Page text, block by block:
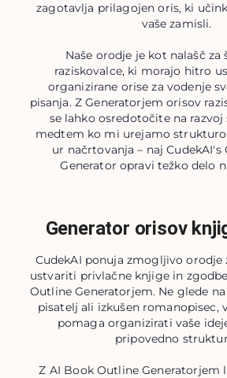
zagotavlja prilagojen oris, ki
vaše zamisli.
Naše orodje je kot nalašč za
raziskovalce, ki morajo hitro
organizirane orise za vodenje
pisanja. Z Generatorjem orisov
se lahko osredotočite na razvoj
medtem ko mi urejamo
ur načrtovanja – naj CudekAI's
Generator opravi težko delo
Generator orisov
CudekAI ponuja zmogljivo orodje
ustvariti privlačne knjige in
Outline Generatorjem. Ne glede
pisatelj ali izkušen romanopisec,
pomaga organizirati vaše
pripovedno
Z AI Book Outline Generatorjem